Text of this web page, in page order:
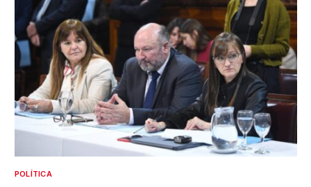
POLÍTICA